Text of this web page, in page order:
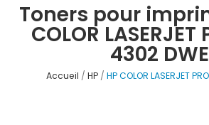
Toners pour
COLOR LASERJET
4302 DWE
Accueil HP HP COLOR LASERJET